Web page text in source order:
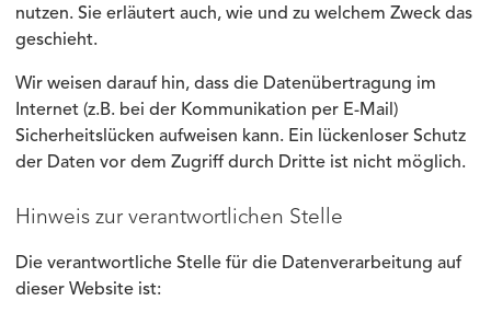
nutzen. Sie erläutert auch, wie und zu welchem Zweck das
geschieht.
Wir weisen darauf hin, dass die Datenübertragung im
Internet (z.B. bei der Kommunikation per E-Mail)
Sicherheitslücken aufweisen kann. Ein lückenloser Schutz
der Daten vor dem Zugriff durch Dritte ist nicht möglich.
Hinweis zur verantwortlichen Stelle
Die verantwortliche Stelle für die Datenverarbeitung auf
dieser Website ist: